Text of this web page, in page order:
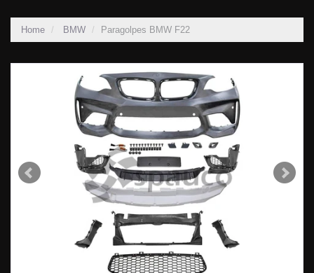
Home BMW Paragolpes BMW F22